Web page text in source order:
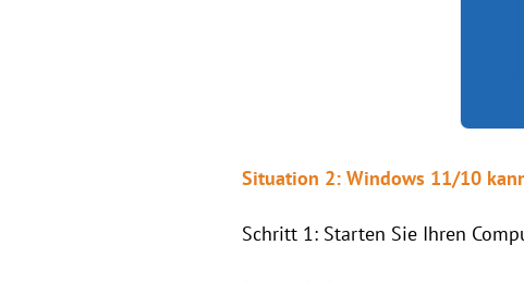
Situation 2: Windows 11/10
Schritt 1: Starten Sie Ihren